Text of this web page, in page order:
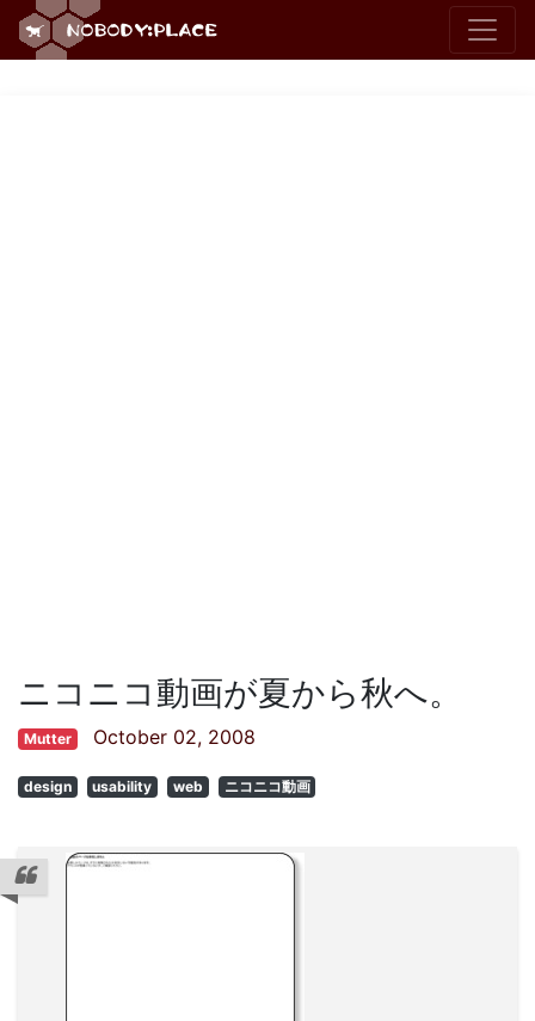
ニコニコ動画が夏から秋へ。
Mutter October 02, 2008
design usability web ニコニコ動画